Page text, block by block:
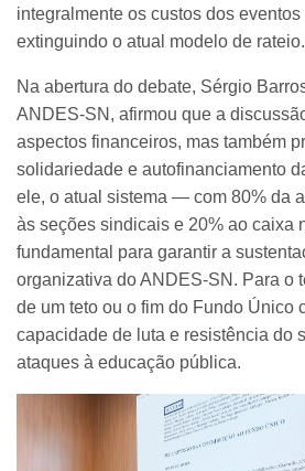
integralmente os custos dos
extinguindo o atual modelo de rateio.
Na abertura do debate, Sérgio
ANDES-SN, afirmou que a
aspectos financeiros, mas também
solidariedade e autofinanciamento
ele, o atual sistema — com 80% da
às seções sindicais e 20% ao caixa
fundamental para garantir a
organizativa do ANDES-SN. Para o
de um teto ou o fim do Fundo Único
capacidade de luta e resistência do
ataques à educação pública.